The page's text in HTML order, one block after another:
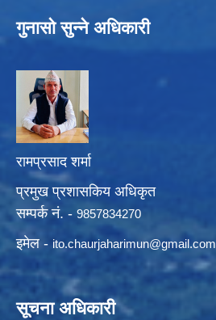
गुनासो सुन्ने अधिकारी
रामप्रसाद शर्मा
प्रमुख प्रशासकिय अधिकृत
सम्पर्क नं. - 9857834270
इमेल - ito.chaurjaharimun@gmail.com
सूचना अधिकारी